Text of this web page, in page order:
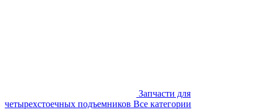
Запчасти для
четырехстоечных подъемников Все категории